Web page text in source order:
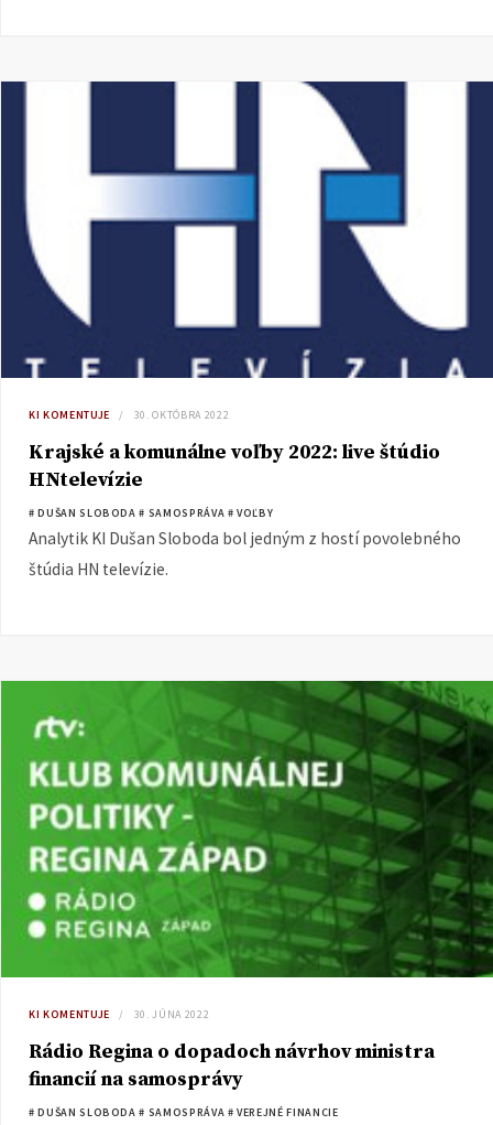
KI KOMENTUJE 30. OKTÓBRA 2022
Krajské a komunálne voľby 2022: live štúdio
HNtelevízie
# DUŠAN SLOBODA # SAMOSPRÁVA # VOĽBY
Analytik KI Dušan Sloboda bol jedným z hostí povolebného
štúdia HN televízie.
KI KOMENTUJE 30. JÚNA 2022
Rádio Regina o dopadoch návrhov ministra
financií na samosprávy
# DUŠAN SLOBODA # SAMOSPRÁVA # VEREJNÉ FINANCIE